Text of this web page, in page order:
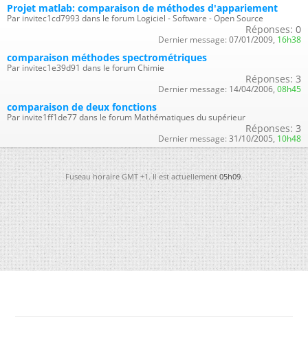
Projet matlab: comparaison de méthodes d'appariement
Par invitec1cd7993 dans le forum Logiciel - Software - Open Source
Réponses: 0
Dernier message: 07/01/2009, 16h38
comparaison méthodes spectrométriques
Par invitec1e39d91 dans le forum Chimie
Réponses: 3
Dernier message: 14/04/2006, 08h45
comparaison de deux fonctions
Par invite1ff1de77 dans le forum Mathématiques du supérieur
Réponses: 3
Dernier message: 31/10/2005, 10h48
Fuseau horaire GMT +1. Il est actuellement05h09.